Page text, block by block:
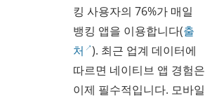
킹 사용자의 76%가 매일
뱅킹 앱을 이용합니다(출
처 ). 최근 업계 데이터에
따르면 네이티브 앱 경험은
이제 필수적입니다. 모바일